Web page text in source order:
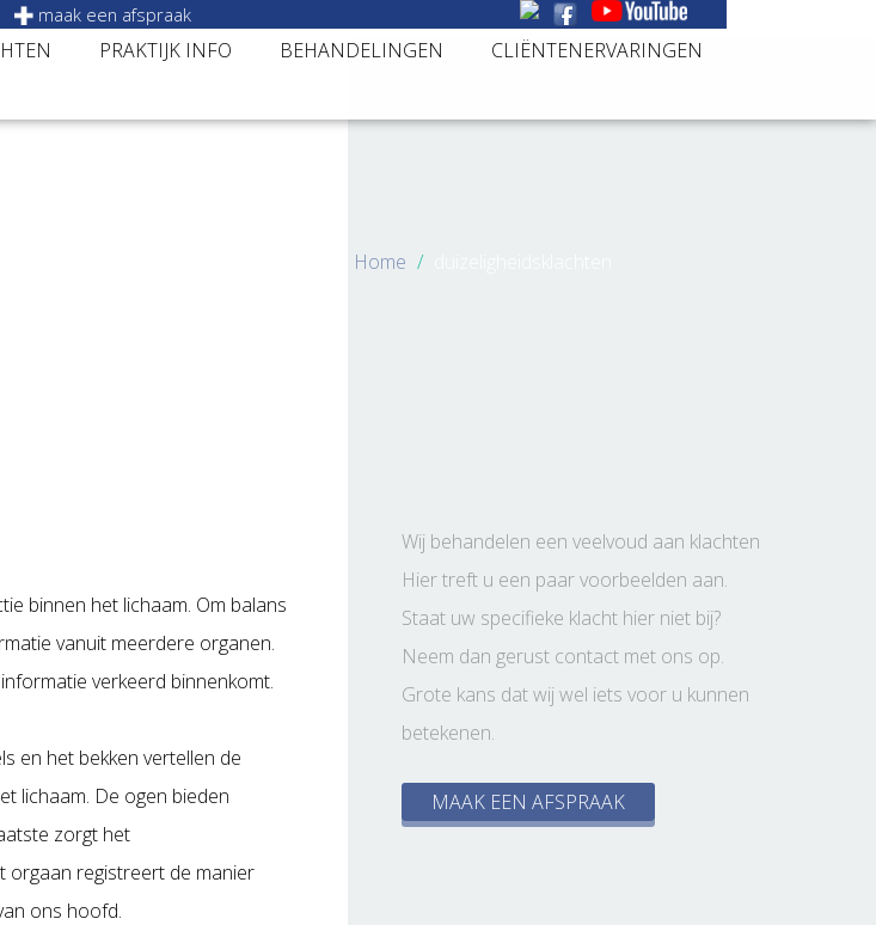
maak een afspraak
PRAKTIJK INFO BEHANDELINGEN CLIËNTENERVARINGEN
Home
binnen het lichaam. Om balans
vanuit meerdere organen.
verkeerd binnenkomt.
en het bekken vertellen de
lichaam. De ogen bieden
zorgt het
orgaan registreert de manier
ons hoofd.
Wij behandelen een veelvoud aan klachten
Hier treft u een paar voorbeelden aan.
Staat uw specifieke klacht hier niet bij?
Neem dan gerust contact met ons op.
Grote kans dat wij wel iets voor u kunnen
betekenen.
MAAK EEN AFSPRAAK